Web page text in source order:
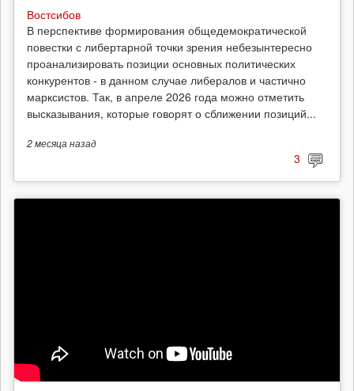
Востсибов
В перспективе формирования общедемократической
повестки с либертарной точки зрения небезынтересно
проанализировать позиции основных политических
конкурентов - в данном случае либералов и частично
марксистов. Так, в апреле 2026 года можно отметить
высказывания, которые говорят о сближении позиций...
2 месяцаназад
3